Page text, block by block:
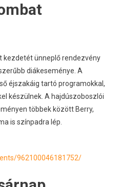
kezdetét ünneplő rendezvény
diákeseménye. A
éjszakáig tartó programokkal,
készülnek. A hajdúszoboszlói
többek között Berry,
is színpadra lép.
962100046181752/